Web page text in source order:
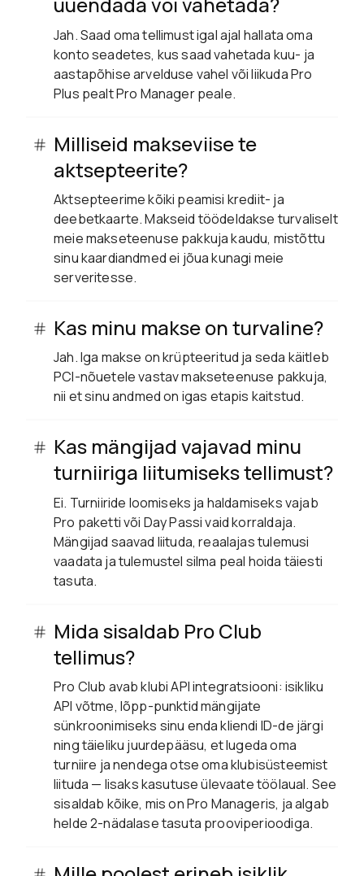
Jah. Saad oma tellimust igal ajal hallata oma
konto seadetes, kus saad vahetada kuu- ja
aastapõhise arvelduse vahel või liikuda Pro
Plus pealt Pro Manager peale.
Milliseid makseviise te
aktsepteerite?
Aktsepteerime kõiki peamisi krediit- ja
deebetkaarte. Makseid töödeldakse turvaliselt
meie makseteenuse pakkuja kaudu, mistõttu
sinu kaardiandmed ei jõua kunagi meie
serveritesse.
Kas minu makse on turvaline?
Jah. Iga makse on krüpteeritud ja seda käitleb
PCI-nõuetele vastav makseteenuse pakkuja,
nii et sinu andmed on igas etapis kaitstud.
Kas mängijad vajavad minu
turniiriga liitumiseks tellimust?
Ei. Turniiride loomiseks ja haldamiseks vajab
Pro paketti või Day Passi vaid korraldaja.
Mängijad saavad liituda, reaalajas tulemusi
vaadata ja tulemustel silma peal hoida täiesti
tasuta.
Mida sisaldab Pro Club
tellimus?
Pro Club avab klubi API integratsiooni: isikliku
API võtme, lõpp-punktid mängijate
sünkroonimiseks sinu enda kliendi ID-de järgi
ning täieliku juurdepääsu, et lugeda oma
turniire ja nendega otse oma klubisüsteemist
liituda — lisaks kasutuse ülevaate töölaual. See
sisaldab kõike, mis on Pro Manageris, ja algab
helde 2-nädalase tasuta prooviperioodiga.